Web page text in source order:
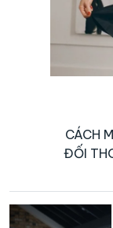
CÁCH
ĐỐI